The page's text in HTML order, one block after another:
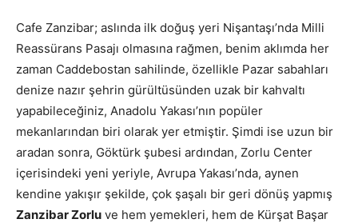
Cafe Zanzibar; aslında ilk doğuş yeri Nişantaşı’nda Milli
Reassürans Pasajı olmasına rağmen, benim aklımda her
zaman Caddebostan sahilinde, özellikle Pazar sabahları
denize nazır şehrin gürültüsünden uzak bir kahvaltı
yapabileceğiniz, Anadolu Yakası’nın popüler
mekanlarından biri olarak yer etmiştir. Şimdi ise uzun bir
aradan sonra, Göktürk şubesi ardından, Zorlu Center
içerisindeki yeni yeriyle, Avrupa Yakası’nda, aynen
kendine yakışır şekilde, çok şaşalı bir geri dönüş yapmış
Zanzibar Zorlu ve hem yemekleri, hem de Kürşat Başar